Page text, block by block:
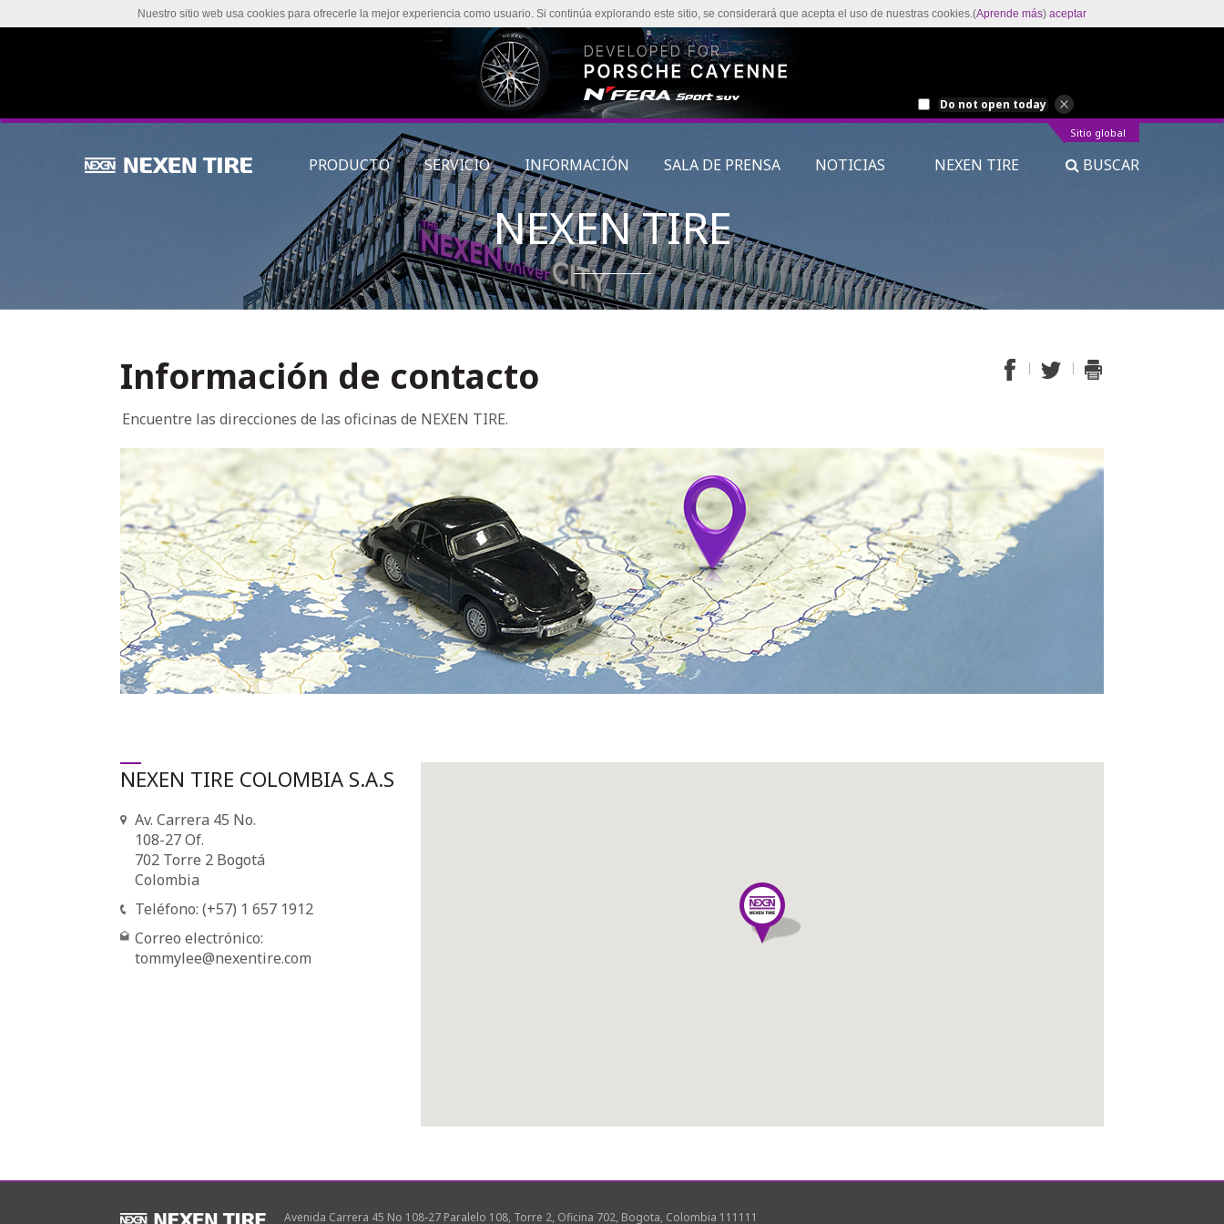
Nuestro sitio web usa cookies para ofrecerle la mejor experiencia como usuario. Si continúa explorando este sitio, se considerará que acepta el uso de nuestras cookies.(Aprende más) aceptar
Do not open today
Sitio global
PRODUCTO SERVICIO INFORMACIÓN SALA DE PRENSA NOTICIAS NEXEN TIRE BUSCAR
NEXEN TIRE
Información de contacto
Encuentre las direcciones de las oficinas de NEXEN TIRE.
NEXEN TIRE COLOMBIA S.A.S
Av. Carrera 45 No.
108-27 Of.
702 Torre 2 Bogotá
Colombia
Teléfono: (+57) 1 657 1912
Correo electrónico:
tommylee@nexentire.com
Avenida Carrera 45 No 108-27 Paralelo 108, Torre 2, Oficina 702, Bogota, Colombia 111111